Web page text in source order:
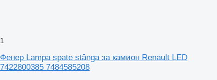
1
Фенер Lampa spate stânga за камион Renault LED
7422800385 7484585208